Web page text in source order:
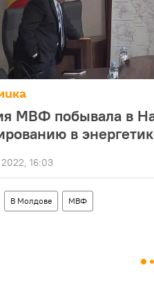
МВФ побывала в
в
16:03
В Молдове МВФ